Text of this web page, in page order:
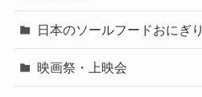
日本のソールフードおにぎり
映画祭・上映会